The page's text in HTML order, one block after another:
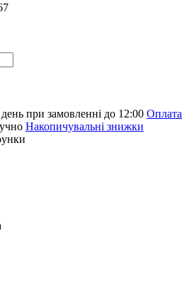
при замовленні до 12:00 Оплата
Накопичувальні знижки